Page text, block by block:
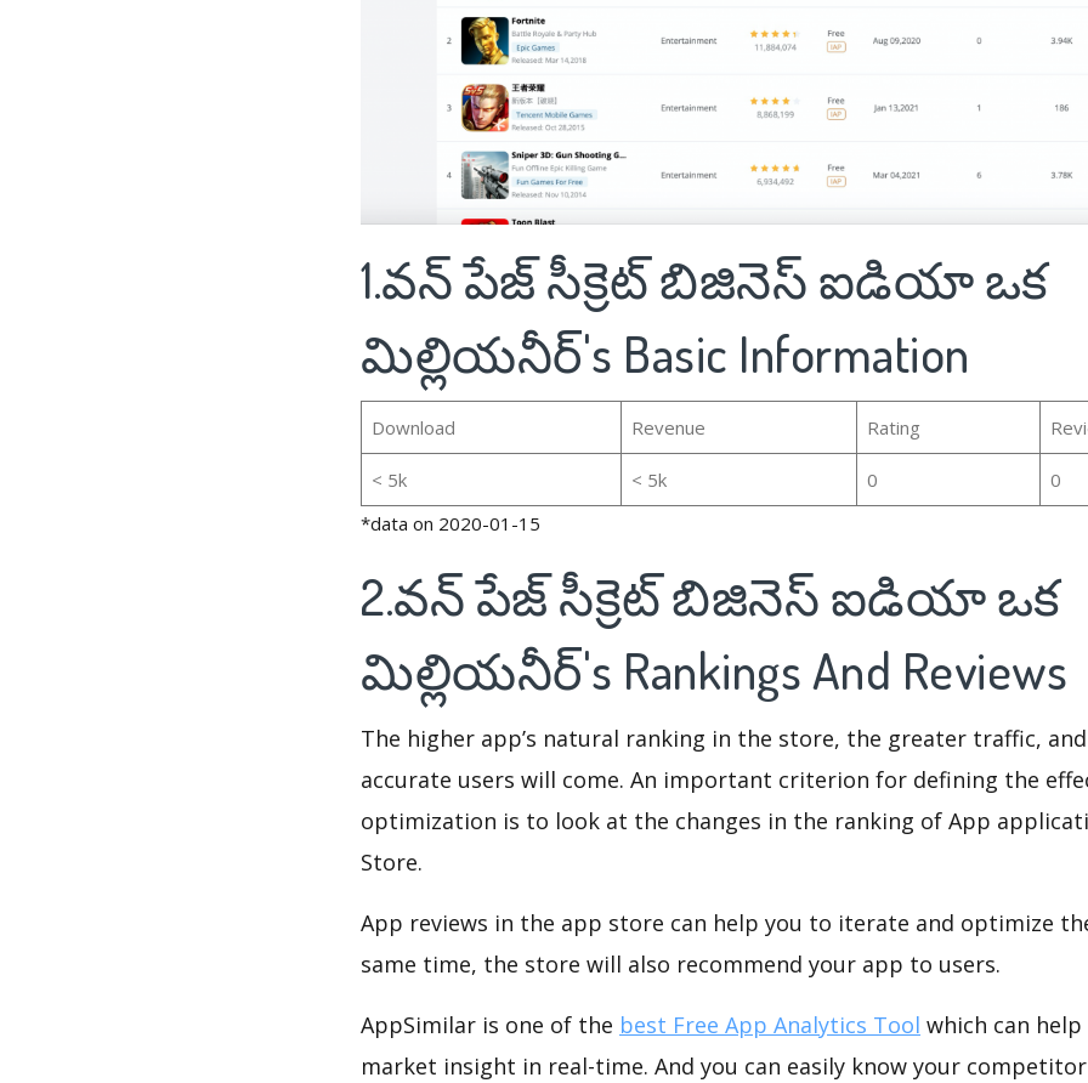
1.వన్ పేజ్ సీక్రెట్ బిజినెస్ ఐడియా ఒక
మిల్లియనీర్'s Basic Information
Download Revenue Rating
< 5k < 5k 0
0
*data on 2020-01-15
2.వన్ పేజ్ సీక్రెట్ బిజినెస్ ఐడియా ఒక
మిల్లియనీర్'s Rankings And Reviews
The higher app’s natural ranking in the store, the greater traffic,
accurate users will come. An important criterion for defining the
optimization is to look at the changes in the ranking of App
Store.
App reviews in the app store can help you to iterate and optimize
same time, the store will also recommend your app to users.
AppSimilar is one of the best Free App Analytics Tool which can
market insight in real-time. And you can easily know your